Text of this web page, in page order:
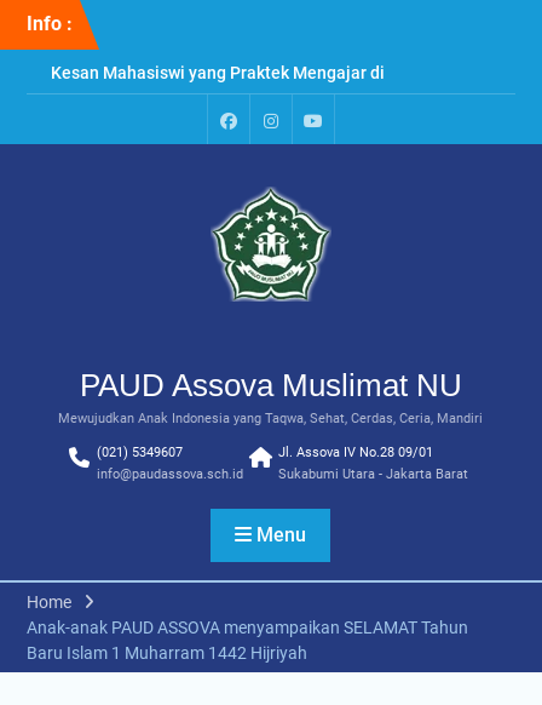
Info :
Kesan Mahasiswi yang Praktek Mengajar di
PAUD Assova
Penyuluhan & Perawatan Gigi di PAUD Assova
Muslimat NU
PaudInstagram
Youtube
PAUD Assova Muslimat NU
Mewujudkan Anak Indonesia yang Taqwa, Sehat, Cerdas, Ceria, Mandiri
(021) 5349607
info@paudassova.sch.id
Jl. Assova IV No.28 09/01
Sukabumi Utara - Jakarta Barat
Menu
Home
Anak-anak PAUD ASSOVA menyampaikan SELAMAT Tahun
Baru Islam 1 Muharram 1442 Hijriyah